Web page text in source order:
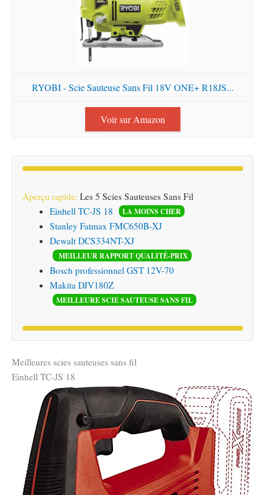
RYOBI - Scie Sauteuse Sans Fil 18V ONE+ R18JS...
Voir sur Amazon
Aperçu rapide: Les 5 Scies Sauteuses Sans Fil
Einhell TC-JS 18
LA MOINS CHER
Stanley Fatmax FMC650B-XJ
Dewalt DCS334NT-XJ
MEILLEUR RAPPORT QUALITÉ-PRIX
Bosch professionnel GST 12V-70
Makita DJV180Z
MEILLEURE SCIE SAUTEUSE SANS FIL
Meilleures scies sauteuses sans fil
Einhell TC-JS 18